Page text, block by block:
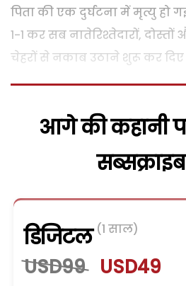
पिता की एक दुर्घटना में मृत्यु हो
1-1 कर सब नातेरिश्तेदारों,
चेहरों से नकाब उठाने शुरू कर दिए
आगे की कहानी
डिजिटल (1 साल)
USD99 USD49